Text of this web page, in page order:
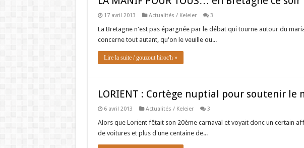
17 avril 2013 Actualités / Keleier 3
La Bretagne n'est pas épargnée par le débat qui tourne autour du
concerne tout autant, qu'on le veuille ou...
Lire la suite / gouzout hiroc'h »
LORIENT : Cortège nuptial pour soutenir le
6 avril 2013 Actualités / Keleier 3
Alors que Lorient fêtait son 20ème carnaval et voyait donc un certain
de voitures et plus d'une centaine de...